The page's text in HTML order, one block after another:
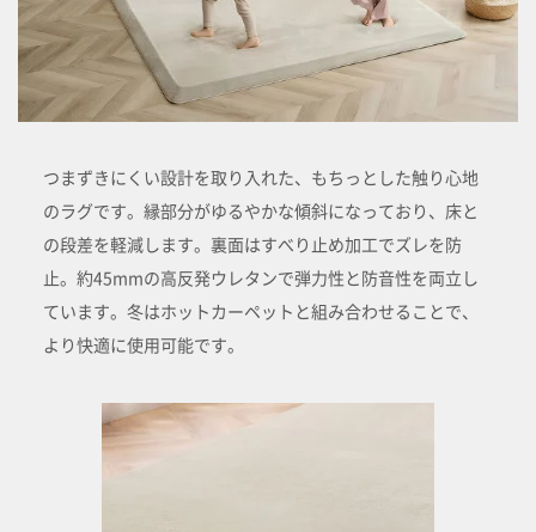
つまずきにくい設計を取り入れた、もちっとした触り心地
のラグです。縁部分がゆるやかな傾斜になっており、床と
の段差を軽減します。裏面はすべり止め加工でズレを防
止。約45mmの高反発ウレタンで弾力性と防音性を両立し
ています。冬はホットカーペットと組み合わせることで、
より快適に使用可能です。